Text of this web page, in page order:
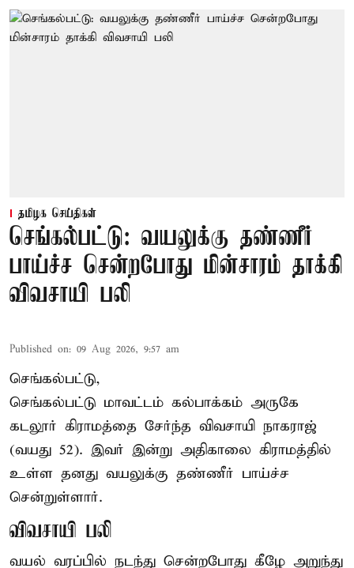
தமிழக செய்திகள்
செங்கல்பட்டு: வயலுக்கு தண்ணீர்
பாய்ச்ச சென்றபோது மின்சாரம் தாக்கி
விவசாயி பலி
Published on: 09 Aug 2026, 9:57 am
செங்கல்பட்டு,
செங்கல்பட்டு மாவட்டம் கல்பாக்கம் அருகே
கடலூர் கிராமத்தை சேர்ந்த விவசாயி நாகராஜ்
(வயது 52). இவர் இன்று அதிகாலை கிராமத்தில்
உள்ள தனது வயலுக்கு தண்ணீர் பாய்ச்ச
சென்றுள்ளார்.
விவசாயி பலி
வயல் வரப்பில் நடந்து சென்றபோது கீழே அறுந்து